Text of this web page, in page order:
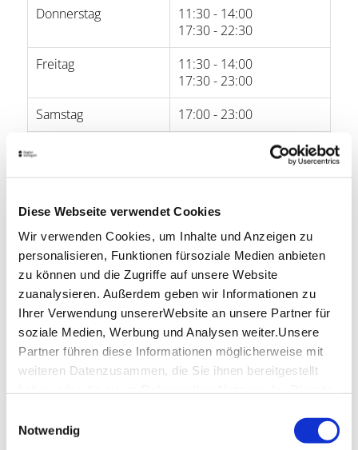
Diese Webseite verwendet Cookies
Wir verwenden Cookies, um Inhalte und Anzeigen zu
personalisieren, Funktionen fürsoziale Medien anbieten
zu können und die Zugriffe auf unsere Website
zuanalysieren. Außerdem geben wir Informationen zu
Ihrer Verwendung unsererWebsite an unsere Partner für
soziale Medien, Werbung und Analysen weiter.Unsere
Partner führen diese Informationen möglicherweise mit
weiteren Datenzusammen, die Sie ihnen bereitgestellt
Impressum
Notwendig
Donnerstag
11:30 - 14:00
17:30 - 22:30
Freitag
11:30 - 14:00
17:30 - 23:00
Samstag
17:00 - 23:00
Il Pomodoro
Filderstr. 25
70180 Stuttgart
Telefon:0711/51 87 66 50
Website:www.ilpomodoro-filderstrase25.de